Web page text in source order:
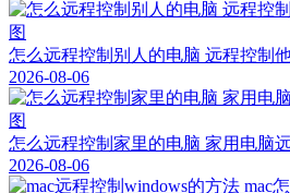
怎么远程控制别人的电脑 远程控制
2026-08-06
怎么远程控制家里的电脑 家用电脑
2026-08-06